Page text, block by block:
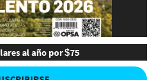
al año por $75